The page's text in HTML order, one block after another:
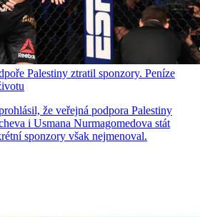
Palestiny ztratil sponzory. Peníze
že veřejná podpora Palestiny
i Usmana Nurmagomedova stát
sponzory však nejmenoval.